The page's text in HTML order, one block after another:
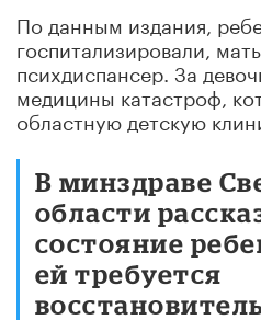
По данным издания,
госпитализировали,
психдиспансер. За
медицины катастроф,
областную детскую
В минздраве
области
состояние
ей требуется